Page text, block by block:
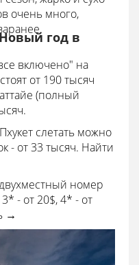
очень много,
год в
включено" на
от 190 тысяч
(полный
слетать можно
- от 33 тысяч. Найти
номер
- от 20$, 4* - от
→